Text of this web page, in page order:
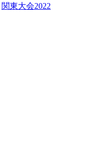
関東大会2022